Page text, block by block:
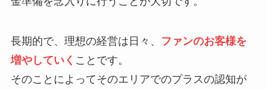
長期的で、理想の経営は日々、
ファンのお客様を
増やしていく ことです。
そのことによってそのエリアでのプラスの認知が